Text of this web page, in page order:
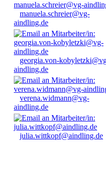
manuela.schreier@vg-
aindling.de
georgia.von-
aindling.de
verena.widmann@vg-
aindling.de
julia.wittkopf@aindling.de